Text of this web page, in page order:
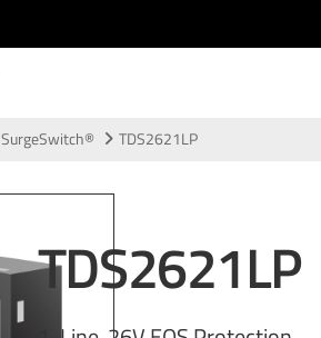
SurgeSwitch® TDS2621LP
TDS2621LP